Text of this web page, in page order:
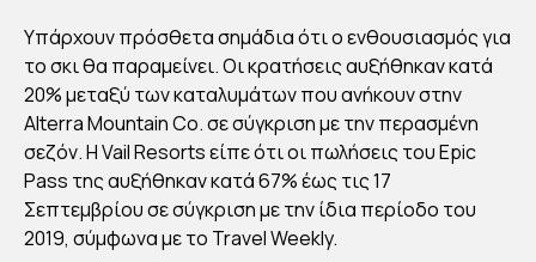
Yπάρχουν πρόσθετα σημάδια ότι ο ενθουσιασμός για
το σκι θα παραμείνει. Οι κρατήσεις αυξήθηκαν κατά
20% μεταξύ των καταλυμάτων που ανήκουν στην
Alterra Mountain Co. σε σύγκριση με την περασμένη
σεζόν. Η Vail Resorts είπε ότι οι πωλήσεις του Epic
Pass της αυξήθηκαν κατά 67% έως τις 17
Σεπτεμβρίου σε σύγκριση με την ίδια περίοδο του
2019, σύμφωνα με το Travel Weekly.